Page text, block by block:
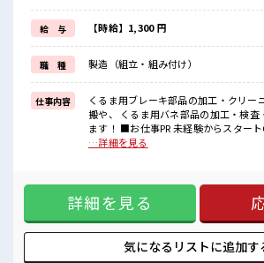
最寄りの市大医学部駅から徒歩約5分と駅チカな
クチンです。
■職場の雰囲気
≪20代・30代の方活躍中≫
アットホームな雰囲気の環境でサポート体制も
残業もあるからシッカリ稼げます。
キバツ過ぎはNGですが髪のカラー&ピアスOK♪
社員食堂・ロッカー・休憩室完備！
給 与 【時給】1,300 円
職 種 製造（組立・組み付け）
仕事内容
くるま用ブレーキ部品の加工・クリー
搬や、 くるま用バネ部品の加工・検査
ます！ ■お仕事PR 未経験からスタートOKでアクティブなオ
シゴトを希望される方にもピッタリ！
もあります。 個人ロッカーは着替え用
状態で完備。 最寄りの市大医学部駅か
ので毎日の通勤がラクチンです。 ■職場の雰囲気 ≪20代・30
代の方活躍中≫ アットホームな雰囲気の環境でサポート体制
も万全！ 残業もあるからシッカリ稼げ
NGですが髪のカラー&ピアスOK♪ 社
…詳細を見る
詳細を見る
気になるリストに追加す